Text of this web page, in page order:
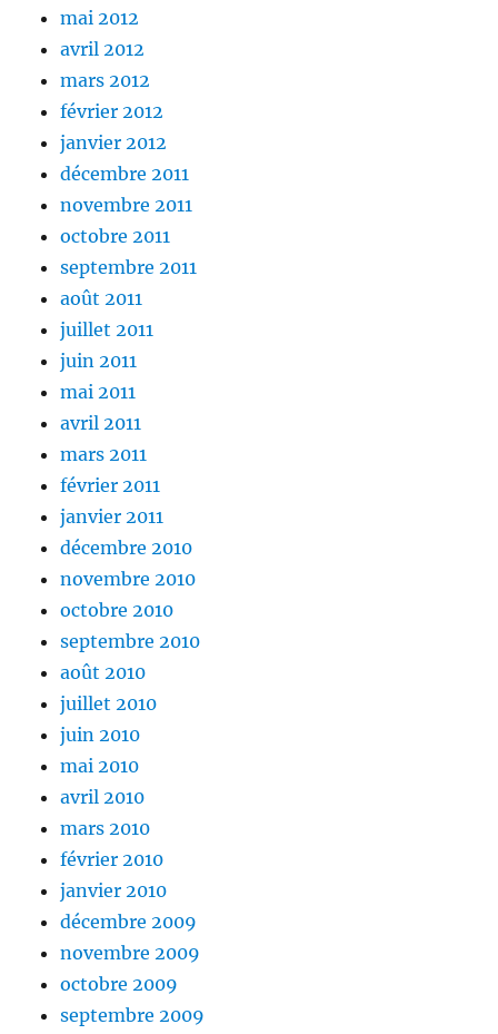
mai 2012
avril 2012
mars 2012
février 2012
janvier 2012
décembre 2011
novembre 2011
octobre 2011
septembre 2011
août 2011
juillet 2011
juin 2011
mai 2011
avril 2011
mars 2011
février 2011
janvier 2011
décembre 2010
novembre 2010
octobre 2010
septembre 2010
août 2010
juillet 2010
juin 2010
mai 2010
avril 2010
mars 2010
février 2010
janvier 2010
décembre 2009
novembre 2009
octobre 2009
septembre 2009